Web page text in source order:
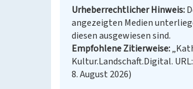
Urheberrechtlicher Hinweis
angezeigten Medien
diesen ausgewiesen sind.
Empfohlene Zitierweise
Kultur.Landschaft.Digital. URL:
8. August 2026)